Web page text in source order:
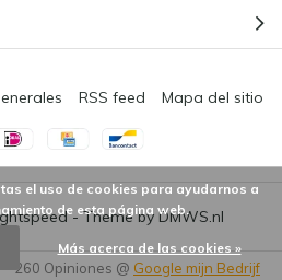
- Theme byDMWS.nl
RSS feed Mapa del sitio
-260 Opiniones @ Google mijn Bedrijf
el uso de cookies para ayudarnos a
de esta página web.
Más acerca de las cookies »